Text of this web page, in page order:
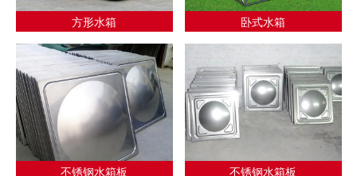
方形水箱 卧式水箱
不锈钢水箱板 不锈钢水箱板